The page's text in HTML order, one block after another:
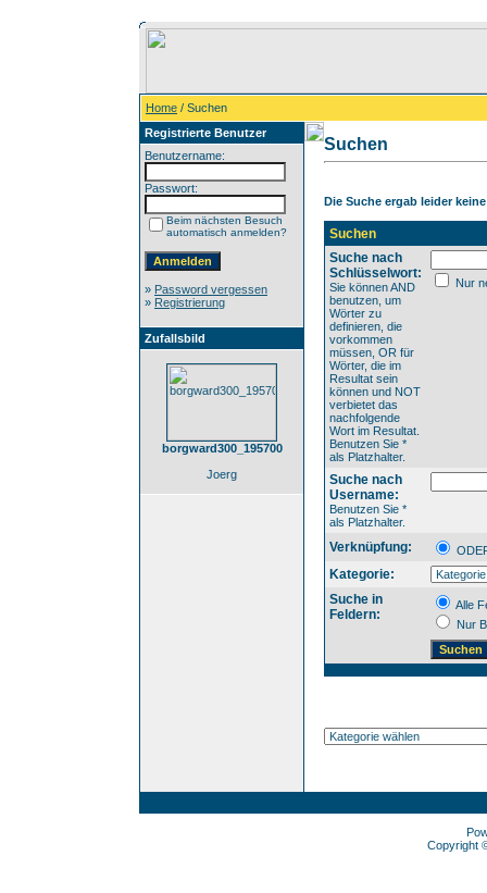
Home / Suchen
Registrierte Benutzer
Benutzername:
Passwort:
Beim nächsten Besuch
automatisch anmelden?
» Password vergessen
» Registrierung
Zufallsbild
borgward300_195700
Joerg
Suchen
Die Suche ergab leider
Suchen
Suche nach
Schlüsselwort:
Sie können AND
benutzen, um
Wörter zu
definieren, die
vorkommen
müssen, OR für
Wörter, die im
Resultat sein
können und NOT
verbietet das
nachfolgende
Wort im Resultat.
Benutzen Sie *
als Platzhalter.
Nur
Suche nach
Username:
Benutzen Sie *
als Platzhalter.
Verknüpfung:
Kategorie:
Suche in
Feldern:
Alle
Nur
Copyright